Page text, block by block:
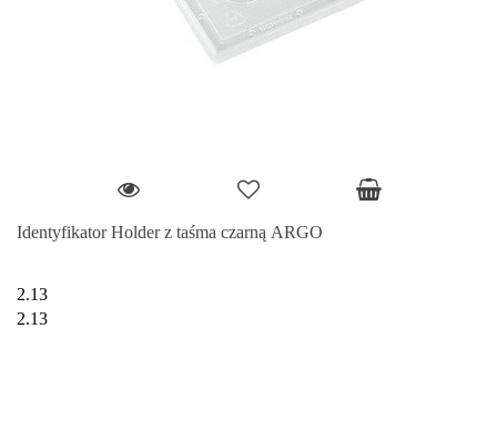
Identyfikator Holder z taśma czarną ARGO
2.13
2.13